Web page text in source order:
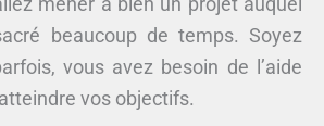
beaucoup de temps. Soyez
vous avez besoin de l’aide
vos objectifs.